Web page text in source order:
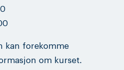
kan forekomme
om kurset.